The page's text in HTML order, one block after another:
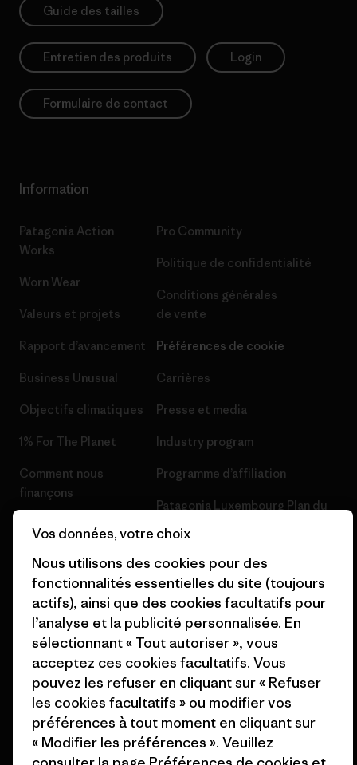
Guide des tailles
Entretien des produits Login
Formulaire de contact
Information
Patagonia Action
Works
Worn Wear
Valeurs et projets
Rapport d’avancement
Business Unusual
Objectifs climatiques
1% For The Planet
Comment nous
finançons
Cartes cadeaux
Nos magasins
Pro Community
Politique de confidentialité
Conditions générales
de vente
Préférences de cookie
Carrières
Presse et media
Industry program
Programme d’affiliation
Patagonia Luxembourg Plan du
site
© 2026 Patagonia, Inc. All Rights Reserved.
français
Vos données, votre choix
Nous utilisons des cookies pour des
fonctionnalités essentielles du site (toujours
actifs), ainsi que des cookies facultatifs pour
l’analyse et la publicité personnalisée. En
sélectionnant « Tout autoriser », vous
acceptez ces cookies facultatifs. Vous
pouvez les refuser en cliquant sur « Refuser
les cookies facultatifs » ou modifier vos
préférences à tout moment en cliquant sur
« Modifier les préférences ». Veuillez